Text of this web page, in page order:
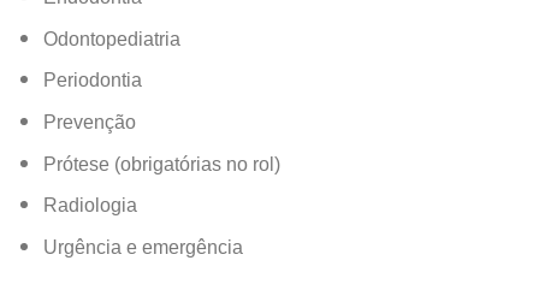
Odontopediatria
Periodontia
Prevenção
Prótese (obrigatórias no rol)
Radiologia
Urgência e emergência